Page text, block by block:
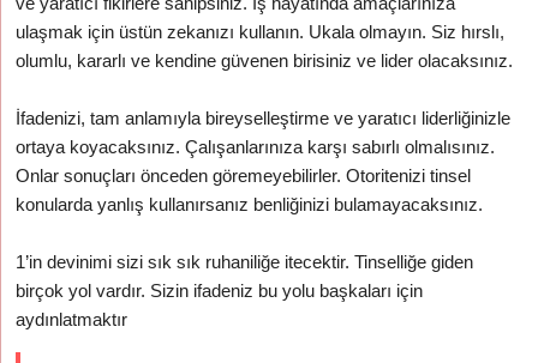
ulaşmak için üstün zekanızı kullanın. Ukala olmayın. Siz hırslı,
olumlu, kararlı ve kendine güvenen birisiniz ve lider olacaksınız.
İfadenizi, tam anlamıyla bireyselleştirme ve yaratıcı liderliğinizle
ortaya koyacaksınız. Çalışanlarınıza karşı sabırlı olmalısınız.
Onlar sonuçları önceden göremeyebilirler. Otoritenizi tinsel
konularda yanlış kullanırsanız benliğinizi bulamayacaksınız.
1’in devinimi sizi sık sık ruhaniliğe itecektir. Tinselliğe giden
birçok yol vardır. Sizin ifadeniz bu yolu başkaları için
aydınlatmaktır